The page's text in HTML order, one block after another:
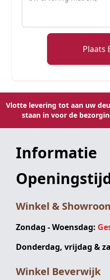
Plaats
Vlotte levering tot aan uw
staan in voor de
Informatie
Winkel &
Zondag - Woensdag:
Donderdag, vrijdag &
Winkel Beverwijk